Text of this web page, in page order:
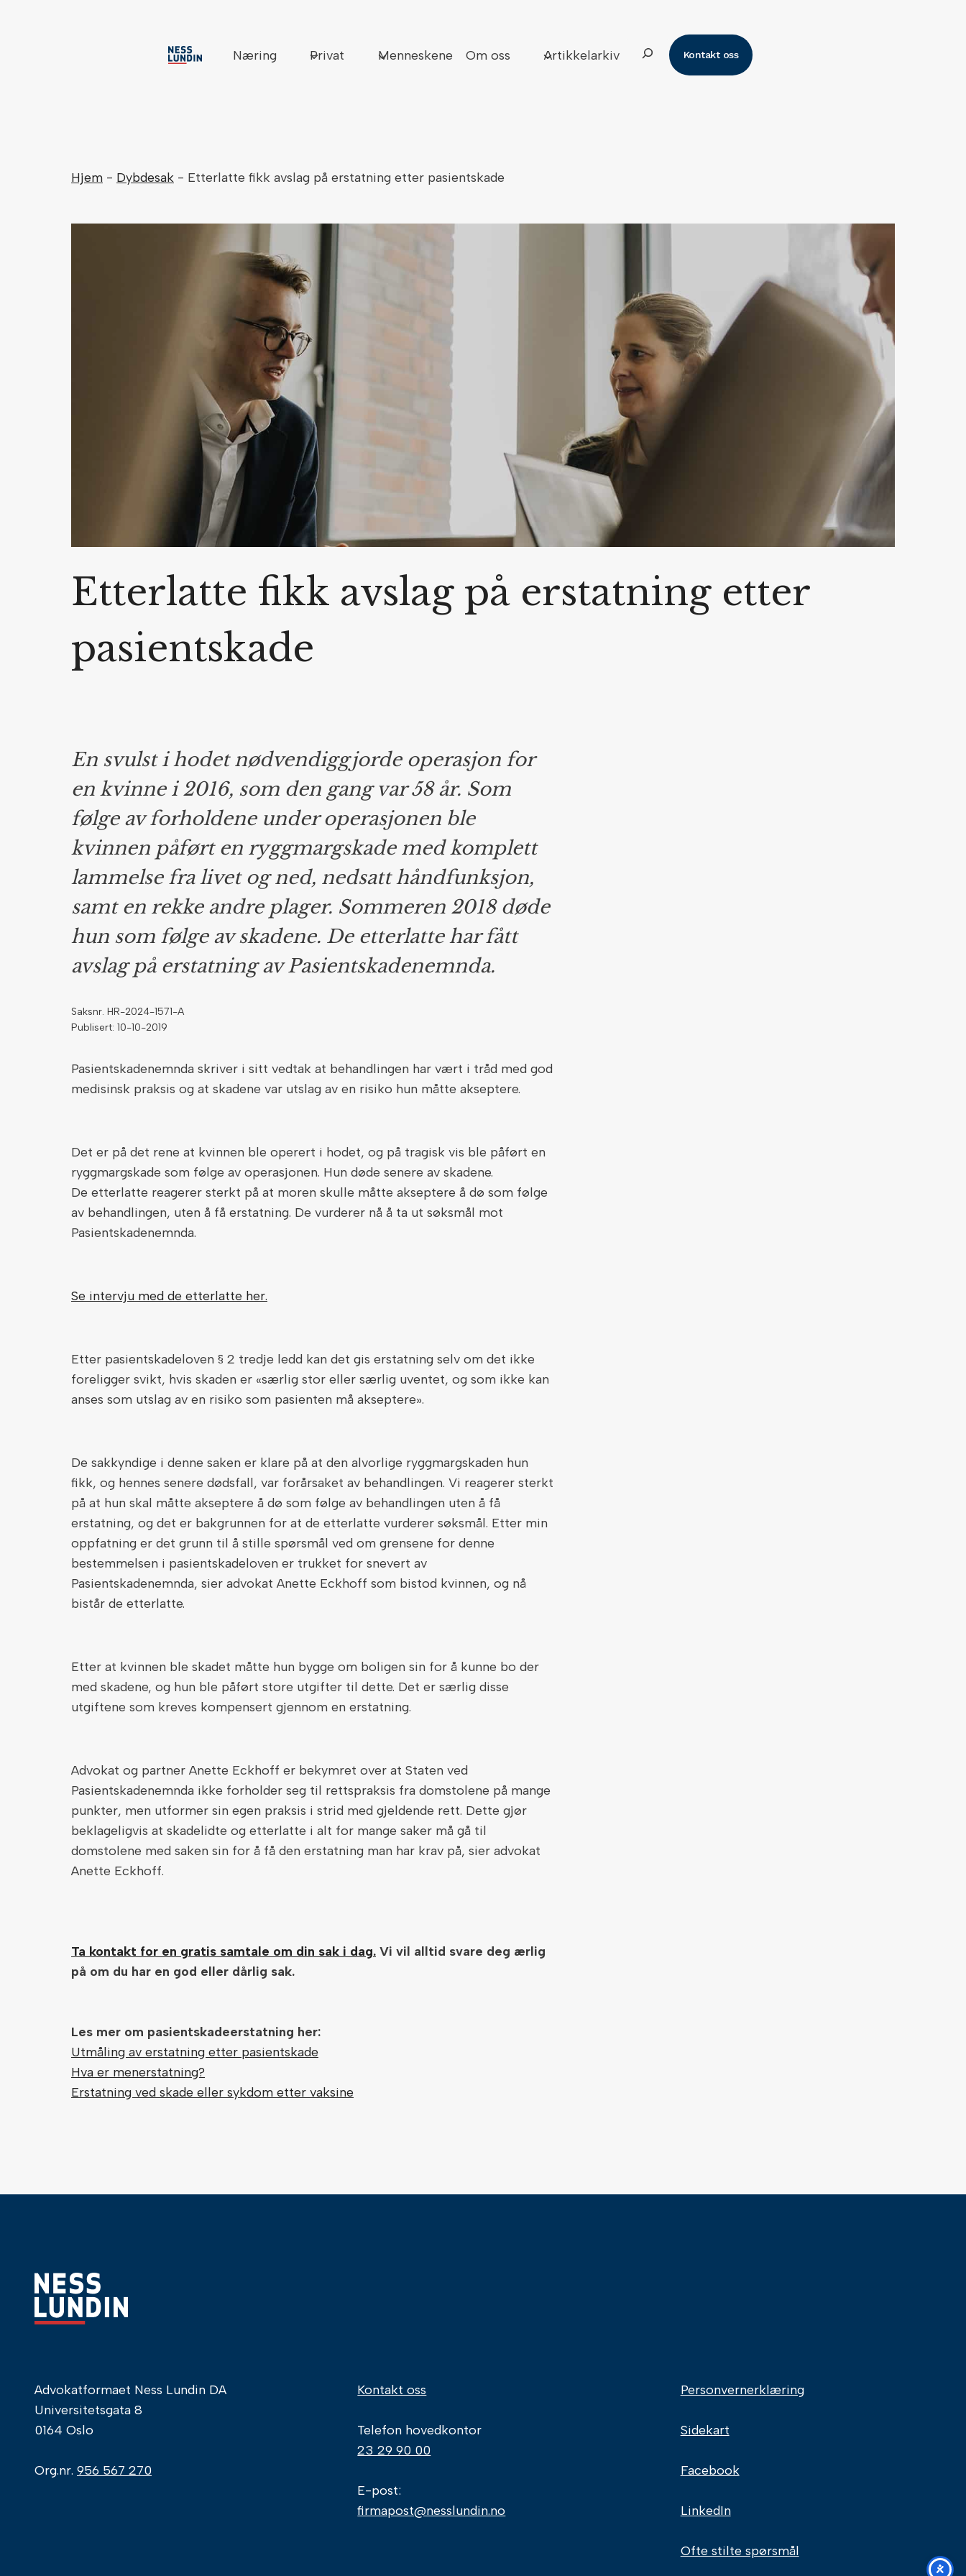
Næring Privat Menneskene Om oss Artikkelarkiv Søk Kontakt oss
Hjem - Dybdesak - Etterlatte fikk avslag på erstatning etter pasientskade
Etterlatte fikk avslag på erstatning etter
pasientskade
En svulst i hodet nødvendiggjorde operasjon for
en kvinne i 2016, som den gang var 58 år. Som
følge av forholdene under operasjonen ble
kvinnen påført en ryggmargskade med komplett
lammelse fra livet og ned, nedsatt håndfunksjon,
samt en rekke andre plager. Sommeren 2018 døde
hun som følge av skadene. De etterlatte har fått
avslag på erstatning av Pasientskadenemnda.
Saksnr. HR-2024-1571-A
Publisert: 10-10-2019
Pasientskadenemnda skriver i sitt vedtak at behandlingen har vært i tråd med god
medisinsk praksis og at skadene var utslag av en risiko hun måtte akseptere.
Det er på det rene at kvinnen ble operert i hodet, og på tragisk vis ble påført en
ryggmargskade som følge av operasjonen. Hun døde senere av skadene.
De etterlatte reagerer sterkt på at moren skulle måtte akseptere å dø som følge
av behandlingen, uten å få erstatning. De vurderer nå å ta ut søksmål mot
Pasientskadenemnda.
Se intervju med de etterlatte her.
Etter pasientskadeloven § 2 tredje ledd kan det gis erstatning selv om det ikke
foreligger svikt, hvis skaden er «særlig stor eller særlig uventet, og som ikke kan
anses som utslag av en risiko som pasienten må akseptere».
De sakkyndige i denne saken er klare på at den alvorlige ryggmargskaden hun
fikk, og hennes senere dødsfall, var forårsaket av behandlingen. Vi reagerer sterkt
på at hun skal måtte akseptere å dø som følge av behandlingen uten å få
erstatning, og det er bakgrunnen for at de etterlatte vurderer søksmål. Etter min
oppfatning er det grunn til å stille spørsmål ved om grensene for denne
bestemmelsen i pasientskadeloven er trukket for snevert av
Pasientskadenemnda, sier advokat Anette Eckhoff som bistod kvinnen, og nå
bistår de etterlatte.
Etter at kvinnen ble skadet måtte hun bygge om boligen sin for å kunne bo der
med skadene, og hun ble påført store utgifter til dette. Det er særlig disse
utgiftene som kreves kompensert gjennom en erstatning.
Advokat og partner Anette Eckhoff er bekymret over at Staten ved
Pasientskadenemnda ikke forholder seg til rettspraksis fra domstolene på mange
punkter, men utformer sin egen praksis i strid med gjeldende rett. Dette gjør
beklageligvis at skadelidte og etterlatte i alt for mange saker må gå til
domstolene med saken sin for å få den erstatning man har krav på, sier advokat
Anette Eckhoff.
Ta kontakt for en gratis samtale om din sak i dag. Vi vil alltid svare deg ærlig
på om du har en god eller dårlig sak.
Les mer om pasientskadeerstatning her:
Utmåling av erstatning etter pasientskade
Hva er menerstatning?
Erstatning ved skade eller sykdom etter vaksine
Advokatformaet Ness Lundin DA
Universitetsgata 8
0164 Oslo
Org.nr. 956 567 270
Kontakt oss
Telefon hovedkontor
23 29 90 00
E-post:
firmapost@nesslundin.no
Personvernerklæring
Sidekart
Facebook
LinkedIn
Ofte stilte spørsmål